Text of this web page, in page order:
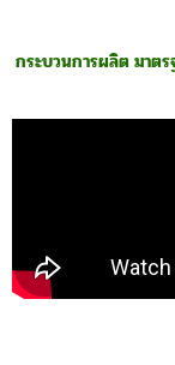
เซตคู่หู
มดลูกโต